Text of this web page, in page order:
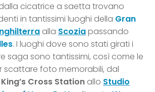
cicatrice a saetta trovano
in tantissimi luoghi della Gran
alla Scoziapassando
. I luoghi dove sono stati girati i
saga sono tantissimi, così come le
scattare foto memorabili, dal
King’s Cross Station allo Studio